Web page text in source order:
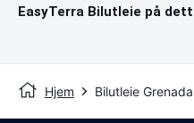
EasyTerra Bilutleie på
Hjem Bilutleie Grenada